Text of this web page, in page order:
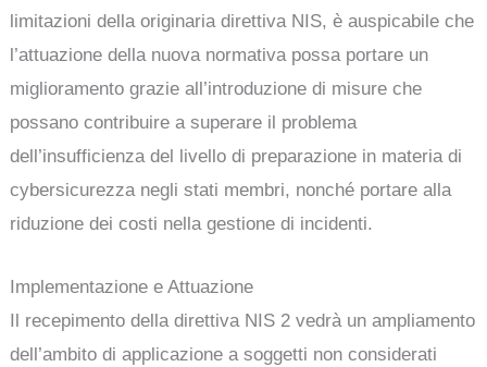
limitazioni della originaria direttiva NIS, è auspicabile che
l’attuazione della nuova normativa possa portare un
miglioramento grazie all’introduzione di misure che
possano contribuire a superare il problema
dell’insufficienza del livello di preparazione in materia di
cybersicurezza negli stati membri, nonché portare alla
riduzione dei costi nella gestione di incidenti.
Implementazione e Attuazione
Il recepimento della direttiva NIS 2 vedrà un ampliamento
dell’ambito di applicazione a soggetti non considerati